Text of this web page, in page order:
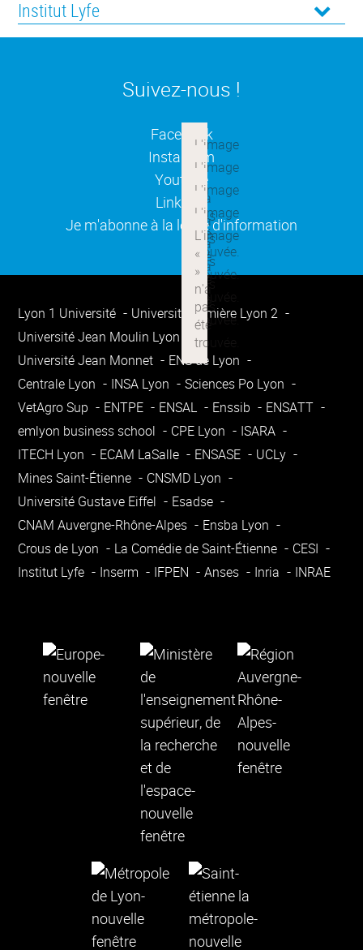
Institut Lyfe
Suivez-nous !
Facebook
(ouverture dans une
Instagram(ouverture dans une
Youtube(ouverture dans une
Linkedin
(ouverture dans une
Je m'abonne à la lettre d'information
(ouverture dans une
Lyon 1 Université
Université Lumière Lyon 2
Université Jean Moulin Lyon 3
Université Jean Monnet
ENS de Lyon
Centrale Lyon
INSA Lyon
Sciences Po Lyon
VetAgro Sup
ENTPE ENSAL Enssib
ENSATT
emlyon business school
CPE Lyon
ISARA
ITECH Lyon
ECAM LaSalle ENSASE
UCLy
Mines Saint-Étienne
CNSMD Lyon
Université Gustave Eiffel
Esadse
CNAM Auvergne-Rhône-Alpes
Ensba Lyon
Crous de Lyon
La Comédie de Saint-Étienne
CESI
Institut Lyfe
Inserm IFPEN Anses Inria INRAE